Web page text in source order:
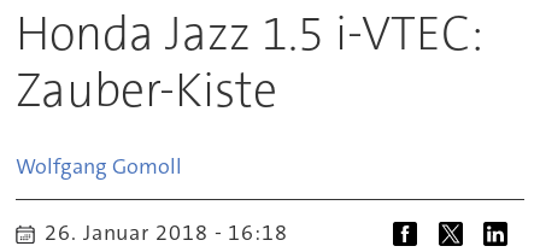
Honda Jazz 1.5 i-VTEC:
Zauber-Kiste
Wolfgang Gomoll
26. Januar 2018 - 16:18